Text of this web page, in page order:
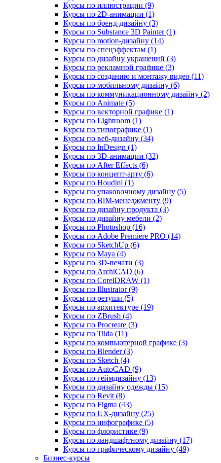
Курсы по иллюстрации (9)
Курсы по 2D‑анимации (1)
Курсы по бренд‑дизайну (3)
Курсы по Substance 3D Painter (1)
Курсы по motion-дизайну (14)
Курсы по спецэффектам (1)
Курсы по дизайну украшений (3)
Курсы по рекламной графике (3)
Курсы по созданию и монтажу видео (11)
Курсы по мобильному дизайну (6)
Курсы по коммуникационному дизайну (2)
Курсы по Animate (5)
Курсы по векторной графике (1)
Курсы по Lightroom (1)
Курсы по типографике (1)
Курсы по веб‑дизайну (34)
Курсы по InDesign (1)
Курсы по 3D‑анимации (32)
Курсы по After Effects (6)
Курсы по концепт‑арту (6)
Курсы по Houdini (1)
Курсы по упаковочному дизайну (5)
Курсы по BIM‑менеджменту (9)
Курсы по дизайну продукта (3)
Курсы по дизайну мебели (2)
Курсы по Photoshop (16)
Курсы по Adobe Premiere PRO (14)
Курсы по SketchUp (6)
Курсы по Maya (4)
Курсы по 3D-печати (3)
Курсы по ArchiCAD (6)
Курсы по CorelDRAW (1)
Курсы по Illustrator (9)
Курсы по ретуши (5)
Курсы по архитектуре (19)
Курсы по ZBrush (4)
Курсы по Procreate (3)
Курсы по Tilda (11)
Курсы по компьютерной графике (3)
Курсы по Blender (3)
Курсы по Sketch (4)
Курсы по AutoCAD (9)
Курсы по геймдизайну (13)
Курсы по дизайну одежды (15)
Курсы по Revit (8)
Курсы по Figma (43)
Курсы по UX‑дизайну (25)
Курсы по инфографике (5)
Курсы по флористике (9)
Курсы по ландшафтному дизайну (17)
Курсы по графическому дизайну (49)
Бизнес-курсы